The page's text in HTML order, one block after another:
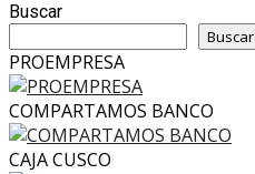
Buscar
Buscar
PROEMPRESA
COMPARTAMOS BANCO
CAJA CUSCO